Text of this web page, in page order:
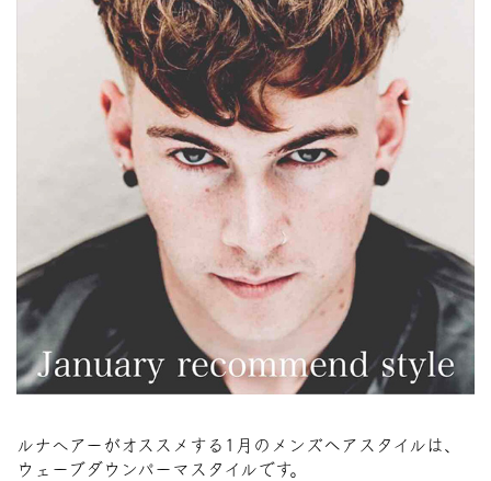
ルナへアーがオススメする1月のメンズヘアスタイルは、
ウェーブダウンパーマスタイルです。